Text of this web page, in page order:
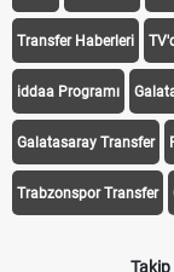
Transfer Haberleri
iddaa Programı
Galatasaray Transfer
Trabzonspor Transfer
Takip